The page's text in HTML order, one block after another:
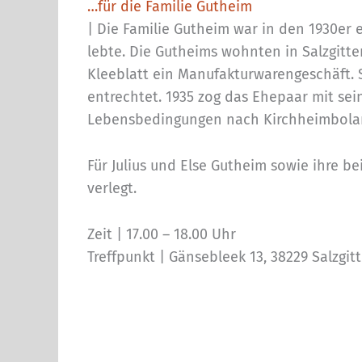
…für die Familie Gutheim
| Die Familie Gutheim war in den
lebte. Die Gutheims wohnten in
Kleeblatt ein Manufakturwarengeschäft.
entrechtet. 1935 zog das Ehepaar mit
Lebensbedingungen nach
Für Julius und Else Gutheim sowie ihre
verlegt.
Zeit | 17.00 – 18.00 Uhr
Treffpunkt | Gänsebleek 13, 38229